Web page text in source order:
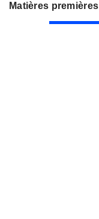
Matières premières